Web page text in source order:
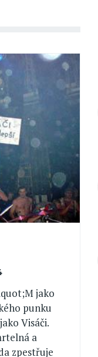
jako
punku
Visáči.
a
zpestřuje